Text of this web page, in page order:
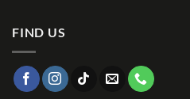
FIND US